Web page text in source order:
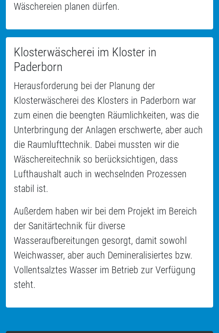
Wäschereien planen dürfen.
Klosterwäscherei im Kloster in
Paderborn
Herausforderung bei der Planung der
Klosterwäscherei des Klosters in Paderborn war
zum einen die beengten Räumlichkeiten, was die
Unterbringung der Anlagen erschwerte, aber auch
die Raumlufttechnik. Dabei mussten wir die
Wäschereitechnik so berücksichtigen, dass
Lufthaushalt auch in wechselnden Prozessen
stabil ist.
Außerdem haben wir bei dem Projekt im Bereich
der Sanitärtechnik für diverse
Wasseraufbereitungen gesorgt, damit sowohl
Weichwasser, aber auch Demineralisiertes bzw.
Vollentsalztes Wasser im Betrieb zur Verfügung
steht.